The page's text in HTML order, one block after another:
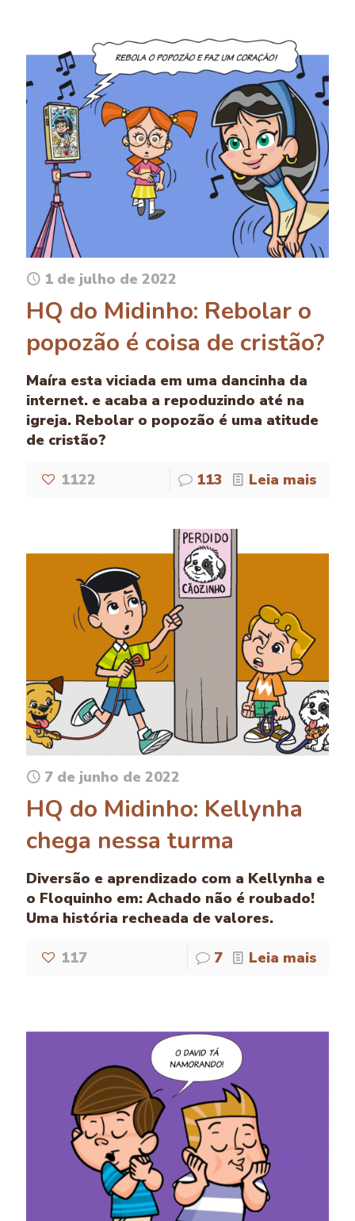
1 de julho de 2022
HQ do Midinho: Rebolar o
popozão é coisa de cristão?
Maíra esta viciada em uma dancinha da
internet. e acaba a repoduzindo até na
igreja. Rebolar o popozão é uma atitude
de cristão?
1122 113 Leia mais
7 de junho de 2022
HQ do Midinho: Kellynha
chega nessa turma
Diversão e aprendizado com a Kellynha e
o Floquinho em: Achado não é roubado!
Uma história recheada de valores.
117 7 Leia mais